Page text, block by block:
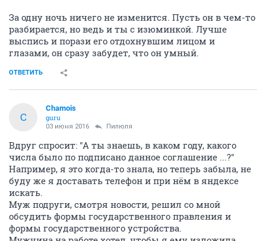
За одну ночь ничего не изменится. Пусть он в чем-то
разбирается, но ведь и ты с изюминкой. Лучше
выспись и порази его отдохнувшим лицом и
глазами, он сразу забудет, что он умный.
ОТВЕТИТЬ
C
Chamois
guru
03 июня 2016 Пилюля
Вдруг спросит: "А ты знаешь, в каком году, какого
числа было по подписано данное соглашение ...?"
Например, я это когда-то знала, но теперь забыла, не
буду же я доставать телефон и при нём в яндексе
искать.
Муж подруги, смотря новости, решил со мной
обсудить формы государственного правления и
формы государственного устройства.